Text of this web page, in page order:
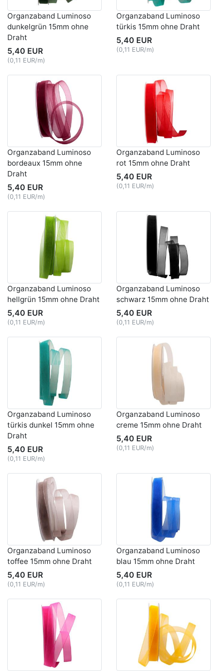
Organzaband Luminoso
dunkelgrün 15mm ohne
Draht
5,40 EUR
(0,11 EUR/m)
Organzaband Luminoso
türkis 15mm ohne Draht
5,40 EUR
(0,11 EUR/m)
Organzaband Luminoso
bordeaux 15mm ohne
Draht
5,40 EUR
(0,11 EUR/m)
Organzaband Luminoso
rot 15mm ohne Draht
5,40 EUR
(0,11 EUR/m)
Organzaband Luminoso
hellgrün 15mm ohne Draht
5,40 EUR
(0,11 EUR/m)
Organzaband Luminoso
schwarz 15mm ohne Draht
5,40 EUR
(0,11 EUR/m)
Organzaband Luminoso
türkis dunkel 15mm ohne
Draht
5,40 EUR
(0,11 EUR/m)
Organzaband Luminoso
creme 15mm ohne Draht
5,40 EUR
(0,11 EUR/m)
Organzaband Luminoso
toffee 15mm ohne Draht
5,40 EUR
(0,11 EUR/m)
Organzaband Luminoso
blau 15mm ohne Draht
5,40 EUR
(0,11 EUR/m)